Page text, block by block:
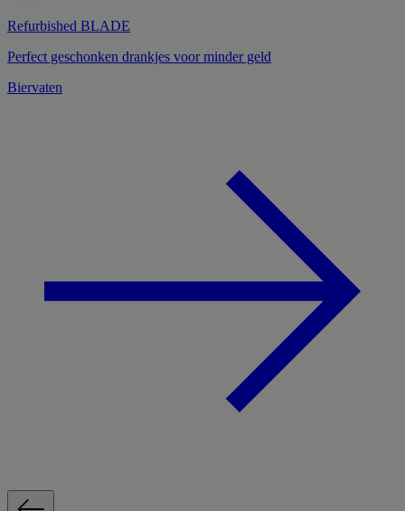
Refurbished BLADE
Perfect geschonken drankjes voor minder geld
Biervaten